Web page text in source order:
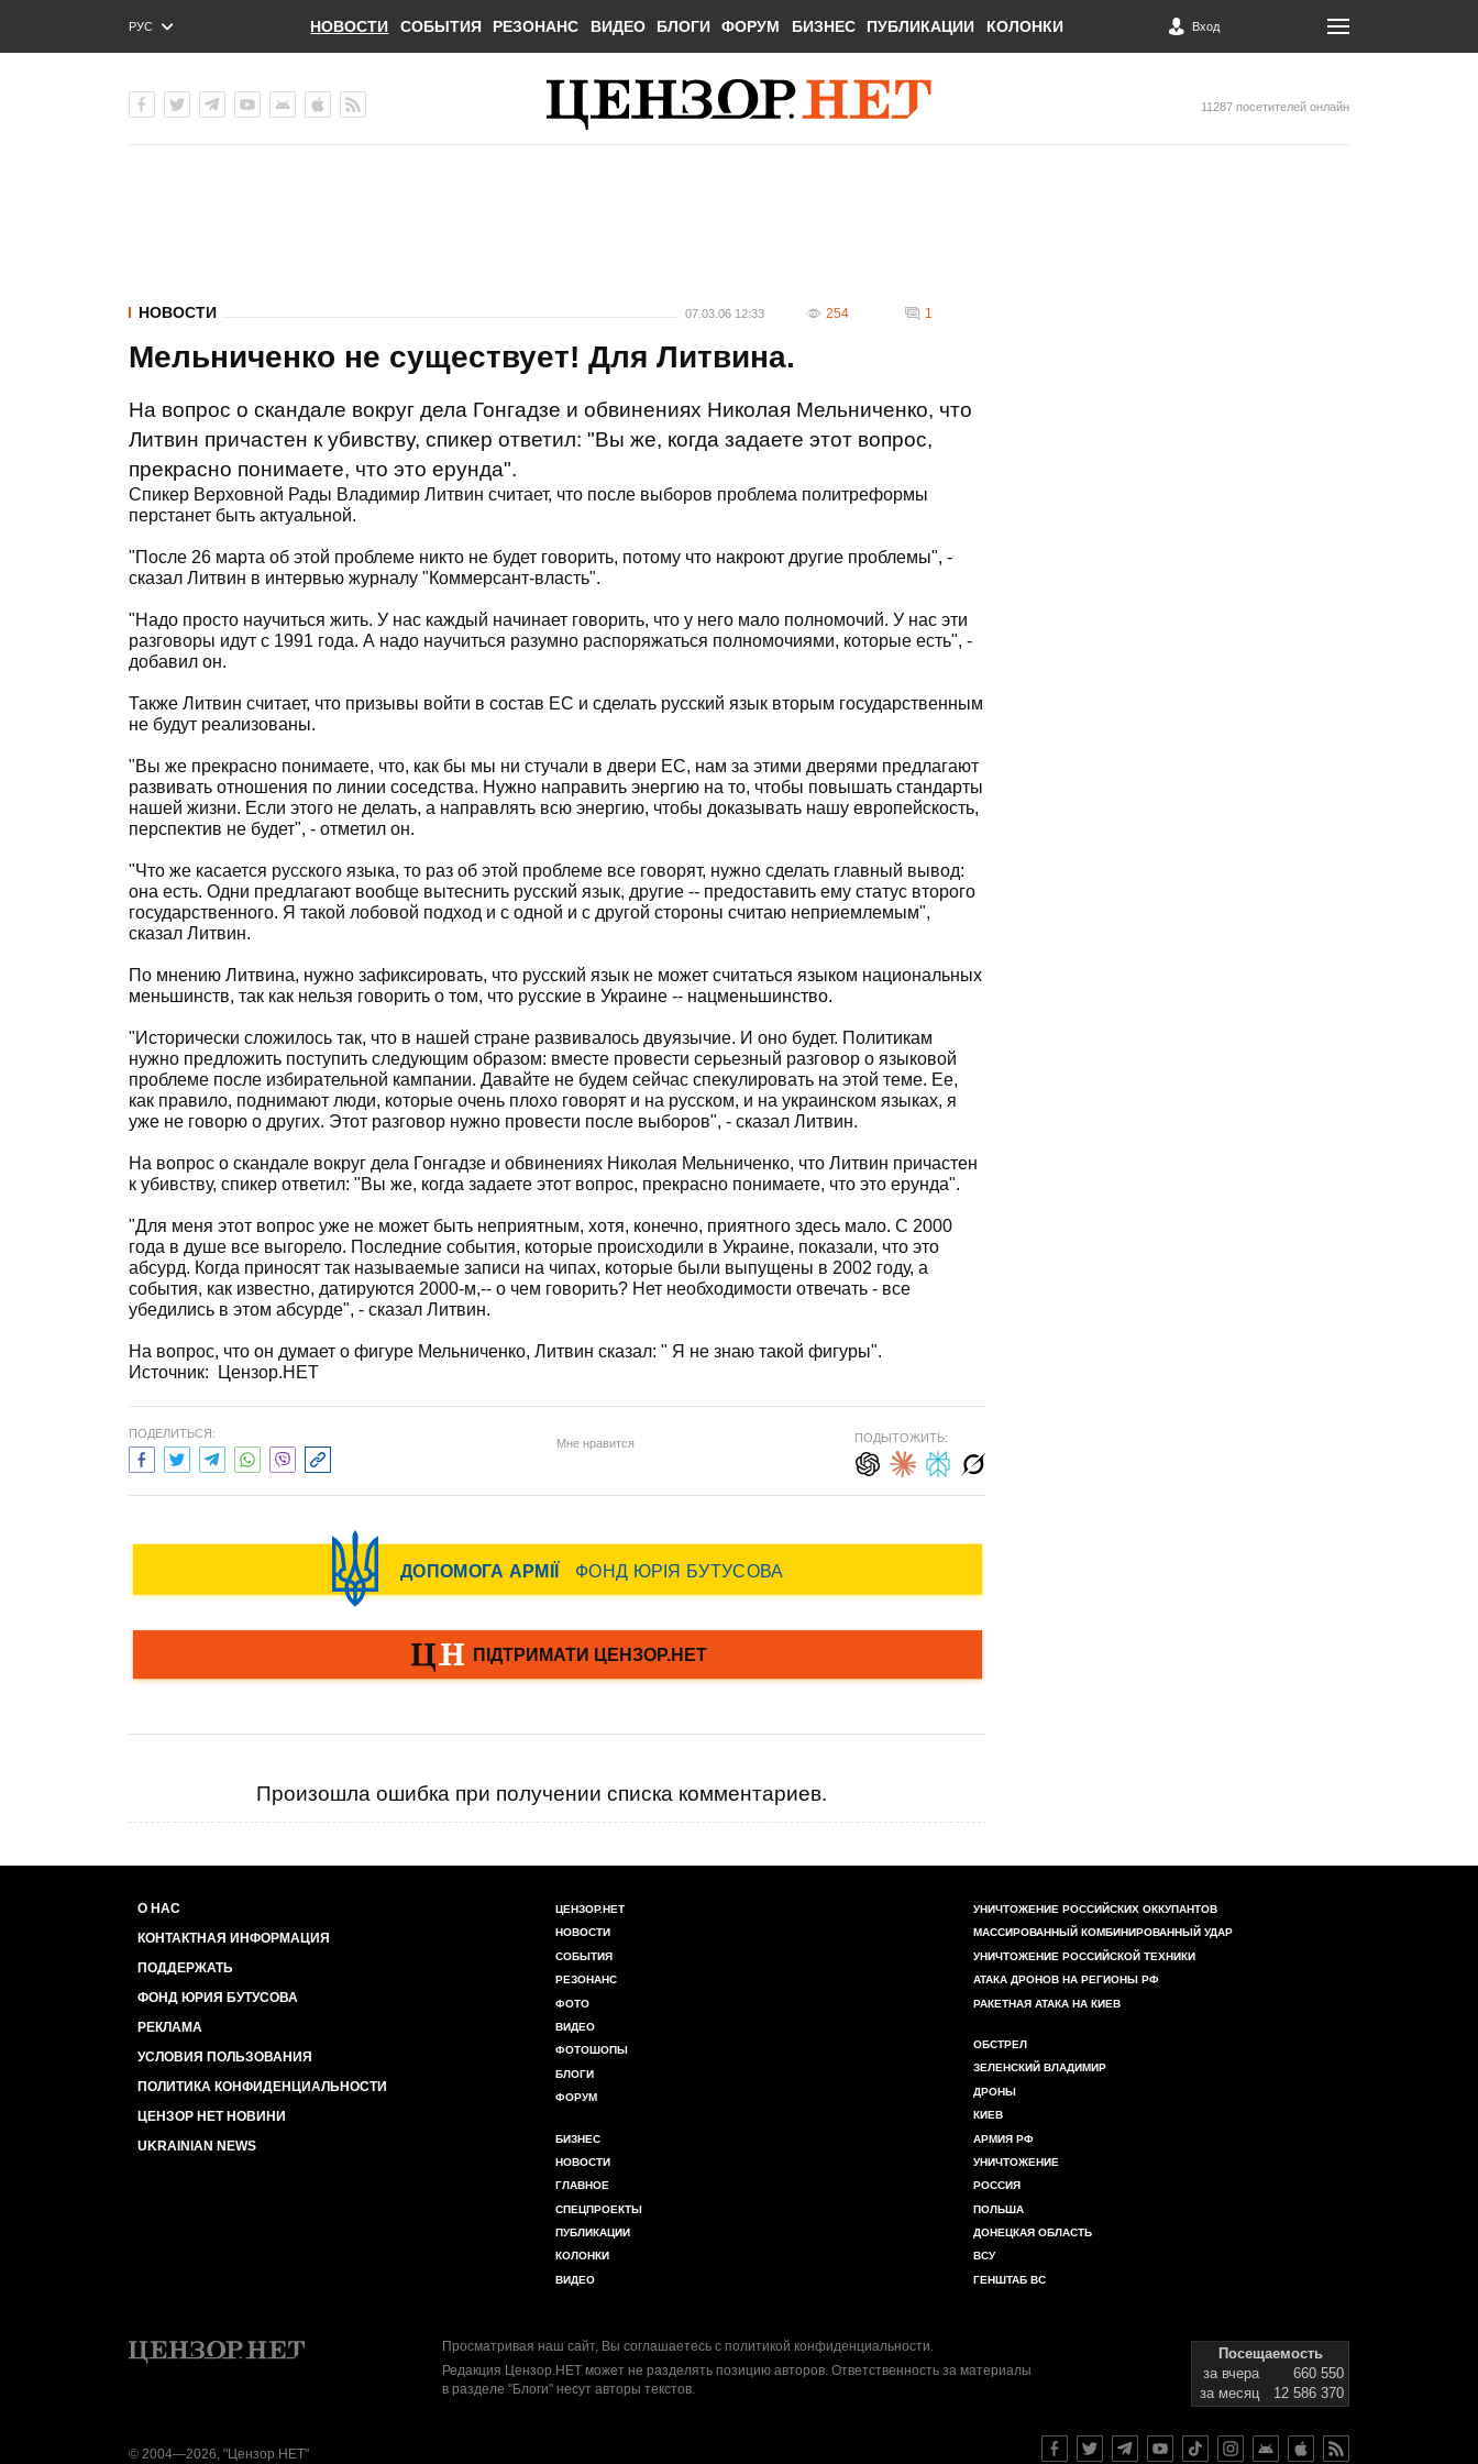
РУС
ENG
НОВОСТИ СОБЫТИЯ РЕЗОНАНС ВИДЕО БЛОГИ ФОРУМ БИЗНЕС ПУБЛИКАЦИИ КОЛОНКИ Вход
11287 посетителей онлайн
НОВОСТИ 07.03.06 12:33 254 1
Мельниченко не существует! Для Литвина.
На вопрос о скандале вокруг дела Гонгадзе и обвинениях Николая Мельниченко, что
Литвин причастен к убивству, спикер ответил: "Вы же, когда задаете этот вопрос,
прекрасно понимаете, что это ерунда".
Спикер Верховной Рады Владимир Литвин считает, что после выборов проблема политреформы
перстанет быть актуальной.
"После 26 марта об этой проблеме никто не будет говорить, потому что накроют другие проблемы", -
сказал Литвин в интервью журналу "Коммерсант-власть".
"Надо просто научиться жить. У нас каждый начинает говорить, что у него мало полномочий. У нас эти
разговоры идут с 1991 года. А надо научиться разумно распоряжаться полномочиями, которые есть", -
добавил он.
Также Литвин считает, что призывы войти в состав ЕС и сделать русский язык вторым государственным
не будут реализованы.
"Вы же прекрасно понимаете, что, как бы мы ни стучали в двери ЕС, нам за этими дверями предлагают
развивать отношения по линии соседства. Нужно направить энергию на то, чтобы повышать стандарты
нашей жизни. Если этого не делать, а направлять всю энергию, чтобы доказывать нашу европейскость,
перспектив не будет", - отметил он.
"Что же касается русского языка, то раз об этой проблеме все говорят, нужно сделать главный вывод:
она есть. Одни предлагают вообще вытеснить русский язык, другие -- предоставить ему статус второго
государственного. Я такой лобовой подход и с одной и с другой стороны считаю неприемлемым",
сказал Литвин.
По мнению Литвина, нужно зафиксировать, что русский язык не может считаться языком национальных
меньшинств, так как нельзя говорить о том, что русские в Украине -- нацменьшинство.
"Исторически сложилось так, что в нашей стране развивалось двуязычие. И оно будет. Политикам
нужно предложить поступить следующим образом: вместе провести серьезный разговор о языковой
проблеме после избирательной кампании. Давайте не будем сейчас спекулировать на этой теме. Ее,
как правило, поднимают люди, которые очень плохо говорят и на русском, и на украинском языках, я
уже не говорю о других. Этот разговор нужно провести после выборов", - сказал Литвин.
На вопрос о скандале вокруг дела Гонгадзе и обвинениях Николая Мельниченко, что Литвин причастен
к убивству, спикер ответил: "Вы же, когда задаете этот вопрос, прекрасно понимаете, что это ерунда".
"Для меня этот вопрос уже не может быть неприятным, хотя, конечно, приятного здесь мало. С 2000
года в душе все выгорело. Последние события, которые происходили в Украине, показали, что это
абсурд. Когда приносят так называемые записи на чипах, которые были выпущены в 2002 году, а
события, как известно, датируются 2000-м,-- о чем говорить? Нет необходимости отвечать - все
убедились в этом абсурде", - сказал Литвин.
На вопрос, что он думает о фигуре Мельниченко, Литвин сказал: " Я не знаю такой фигуры".
Источник: Цензор.НЕТ
ПОДЕЛИТЬСЯ:
Мне нравится ПОДЫТОЖИТЬ:
Произошла ошибка при получении списка комментариев.
О НАС
КОНТАКТНАЯ ИНФОРМАЦИЯ
ПОДДЕРЖАТЬ
ФОНД ЮРИЯ БУТУСОВА
РЕКЛАМА
УСЛОВИЯ ПОЛЬЗОВАНИЯ
ПОЛИТИКА КОНФИДЕНЦИАЛЬНОСТИ
ЦЕНЗОР НЕТ НОВИНИ
UKRAINIAN NEWS
ЦЕНЗОР.НЕТ
НОВОСТИ
СОБЫТИЯ
РЕЗОНАНС
ФОТО
ВИДЕО
ФОТОШОПЫ
БЛОГИ
ФОРУМ
БИЗНЕС
НОВОСТИ
ГЛАВНОЕ
СПЕЦПРОЕКТЫ
ПУБЛИКАЦИИ
КОЛОНКИ
ВИДЕО
УНИЧТОЖЕНИЕ РОССИЙСКИХ ОККУПАНТОВ
МАССИРОВАННЫЙ КОМБИНИРОВАННЫЙ УДАР
УНИЧТОЖЕНИЕ РОССИЙСКОЙ ТЕХНИКИ
АТАКА ДРОНОВ НА РЕГИОНЫ РФ
РАКЕТНАЯ АТАКА НА КИЕВ
ОБСТРЕЛ
ЗЕЛЕНСКИЙ ВЛАДИМИР
ДРОНЫ
КИЕВ
АРМИЯ РФ
УНИЧТОЖЕНИЕ
РОССИЯ
ПОЛЬША
ДОНЕЦКАЯ ОБЛАСТЬ
ВСУ
ГЕНШТАБ ВС
Просматривая наш сайт, Вы соглашаетесь с политикой конфиденциальности.
Редакция Цензор.НЕТ может не разделять позицию авторов. Ответственность за материалы
в разделе "Блоги" несут авторы текстов.
Посещаемость
за вчера
660 550
за месяц
12 586 370
© 2004—2026, "Цензор.НЕТ"